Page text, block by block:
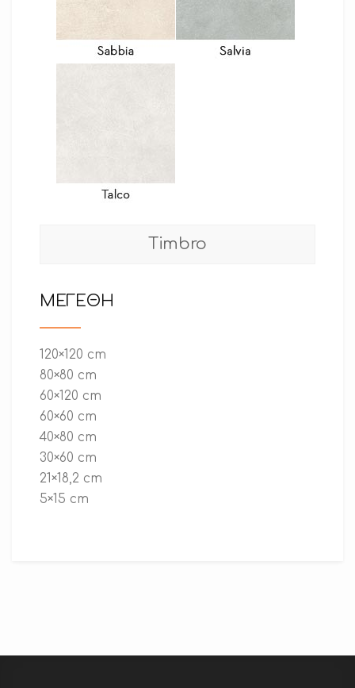
Timbro
ΜΕΓΕΘΗ
120×120 cm
80×80 cm
60×120 cm
60×60 cm
40×80 cm
30×60 cm
21×18,2 cm
5×15 cm